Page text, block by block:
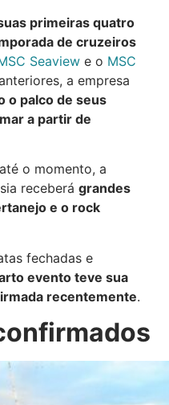
primeiras quatro
de cruzeiros
Seaview e o MSC
a empresa
o palco de seus
a partir de
o momento, a
receberá grandes
e o rock
fechadas e
evento teve sua
recentemente.